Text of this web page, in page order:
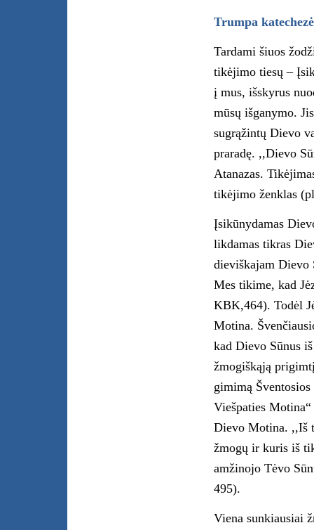
Trumpa
Tardami šiuos
tikėjimo tiesų –
į mus, išskyrus
mūsų išganymo.
sugrąžintų Dievo
praradę. ,,Dievo
Atanazas.
tikėjimo ženklas
Įsikūnydamas
likdamas tikras
dieviškajam Dievo
Mes tikime, kad
KBK,464). Todėl
Motina.
kad Dievo Sūnus
žmogiškąją
gimimą
Viešpaties
Dievo Motina. ,,Iš
žmogų ir kuris iš
amžinojo Tėvo
495).
Viena sunkiausiai